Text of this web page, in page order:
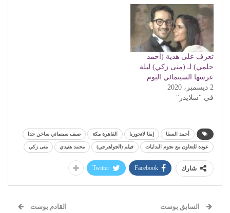
تعرف على هدية (أحمد
حلمي) لـ (منى زكي) ليلة
عرسها السينمائي اليوم
2 ديسمبر، 2020
في "سلايدر"
أحمد السقا إيفا لانجوريا القاهرة مكة صيف سينمائي ساخن جدا
عودة للتعاون مع نجوم البدايات فيلم (الجواهرجي) محمد هنيدي منى زكي
شارك Facebook
Twitter
السابق بوست القادم بوست